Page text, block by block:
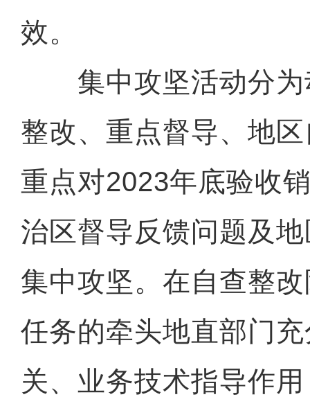
效。
集中攻坚活动分为
整改、重点督导、地
重点对2023年底验收
治区督导反馈问题及
集中攻坚。在自查整
任务的牵头地直部门
关、业务技术指导作